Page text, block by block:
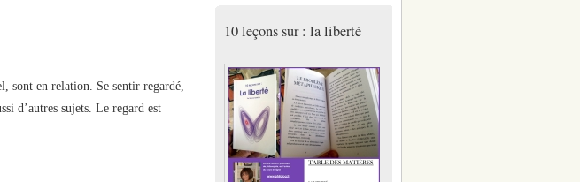
sont en relation. Se sentir regardé,
d’autres sujets. Le regard est
10 leçons sur : la liberté